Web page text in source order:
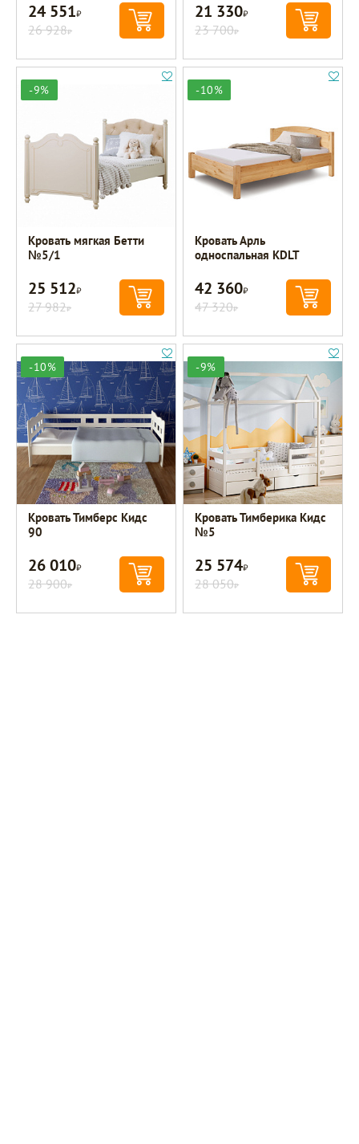
24 551Р
26 928Р
21 330Р
23 700Р
-9%
Кровать мягкая Бетти
№5/1
25 512Р
27 982Р
-10%
Кровать Арль
односпальная KDLT
42 360Р
47 320Р
-10%
Кровать Тимберс Кидс
90
26 010Р
28 900Р
-9%
Кровать Тимберика Кидс
№5
25 574Р
28 050Р